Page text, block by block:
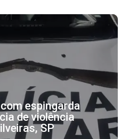
espingarda
de violência
SP